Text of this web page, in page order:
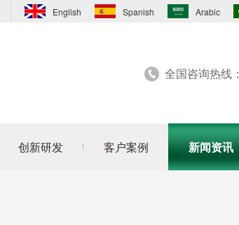
English Spanish Arabic
全国咨询热线：
创新研发 客户案例 新闻资讯